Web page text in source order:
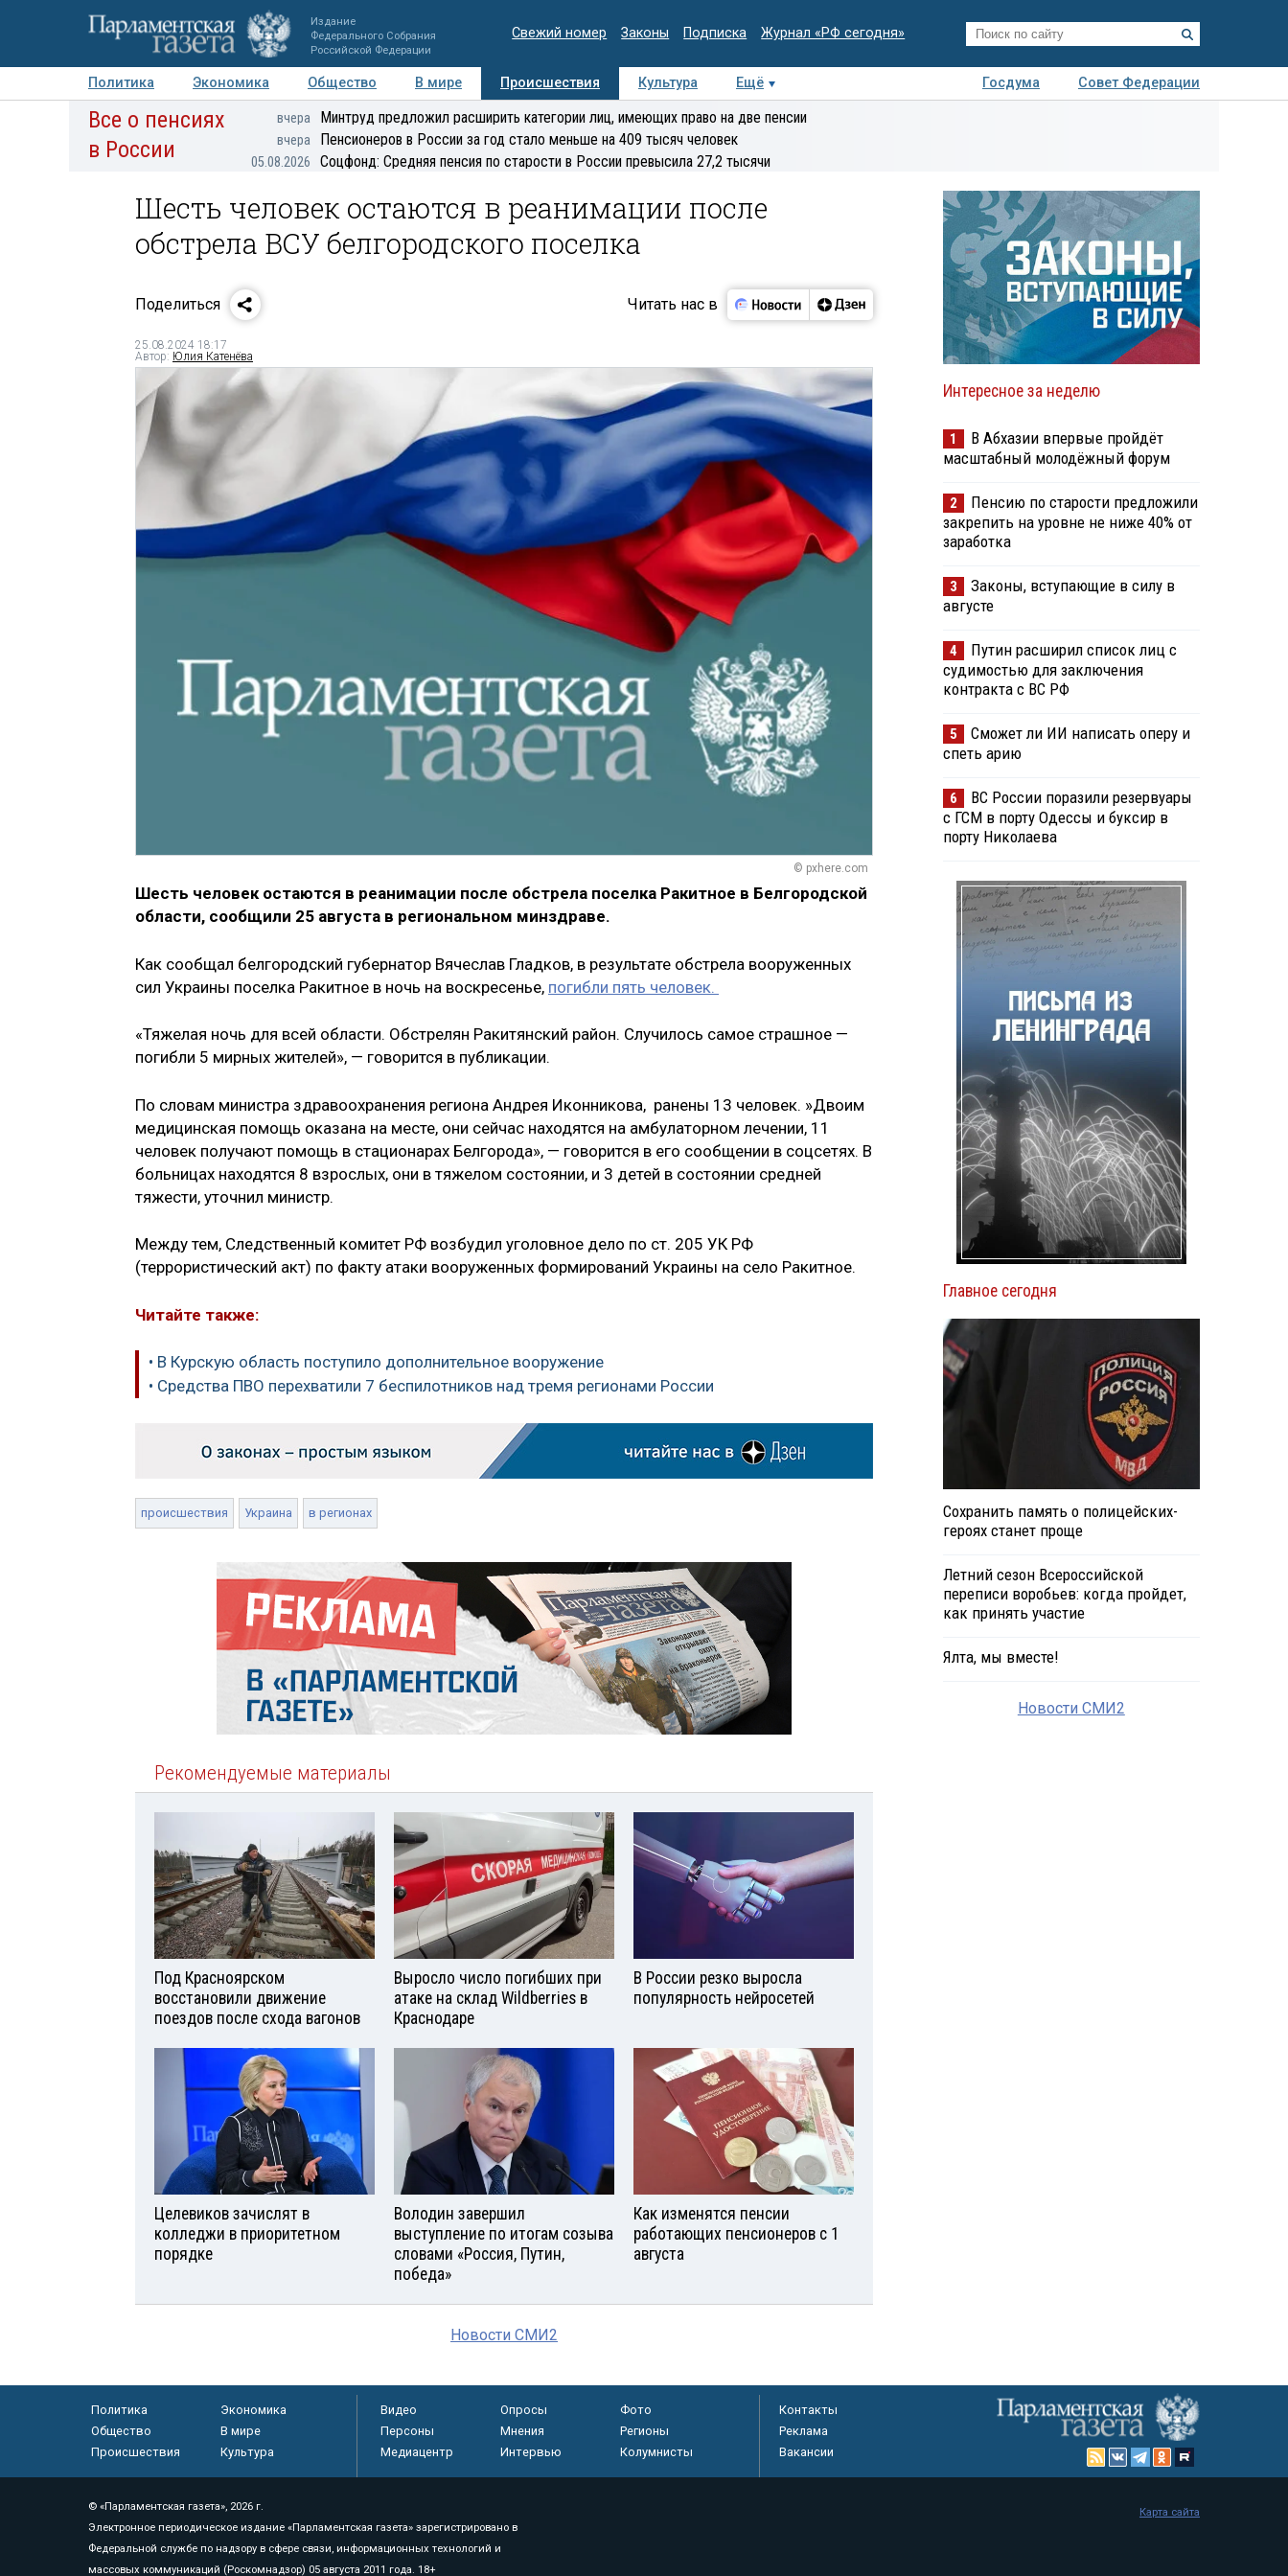
Издание
Федерального Собрания
Российской Федерации
Свежий номер Законы Подписка Журнал «РФ сегодня»
Политика Экономика Общество В мире Происшествия Культура Ещё Госдума
Совет Федерации
Авторы Персоны Мнения Регионы Медиацентр Интервью Колумнисты
Деловая
Все о пенсиях
в России
вчера Минтруд предложил расширить категории лиц, имеющих право на две пенсии
вчера Пенсионеров в России за год стало меньше на 409 тысяч человек
05.08.2026 Соцфонд: Средняя пенсия по старости в России превысила 27,2 тысячи
Шесть человек остаются в реанимации после
обстрела ВСУ белгородского поселка
Поделиться Читать нас в
25.08.2024 18:17
Автор: Юлия Катенёва
© pxhere.com
Шесть человек остаются в реанимации после обстрела поселка Ракитное в Белгородской
области, сообщили 25 августа в региональном минздраве.
Как сообщал белгородский губернатор Вячеслав Гладков, в результате обстрела вооруженных
сил Украины поселка Ракитное в ночь на воскресенье, погибли пять человек.
«Тяжелая ночь для всей области. Обстрелян Ракитянский район. Случилось самое страшное —
погибли 5 мирных жителей», — говорится в публикации.
По словам министра здравоохранения региона Андрея Иконникова, ранены 13 человек. »Двоим
медицинская помощь оказана на месте, они сейчас находятся на амбулаторном лечении, 11
человек получают помощь в стационарах Белгорода», — говорится в его сообщении в соцсетях. В
больницах находятся 8 взрослых, они в тяжелом состоянии, и 3 детей в состоянии средней
тяжести, уточнил министр.
Между тем, Следственный комитет РФ возбудил уголовное дело по ст. 205 УК РФ
(террористический акт) по факту атаки вооруженных формирований Украины на село Ракитное.
Читайте также:
• В Курскую область поступило дополнительное вооружение
• Средства ПВО перехватили 7 беспилотников над тремя регионами России
происшествия Украина в регионах
Рекомендуемые материалы
Под Красноярском
восстановили движение
поездов после схода вагонов
Выросло число погибших при
атаке на склад Wildberries в
Краснодаре
В России резко выросла
популярность нейросетей
Целевиков зачислят в
колледжи в приоритетном
порядке
Володин завершил
выступление по итогам созыва
словами «Россия, Путин,
победа»
Как изменятся пенсии
работающих пенсионеров с 1
августа
Новости СМИ2
Интересное за неделю
1
В Абхазии впервые пройдёт
масштабный молодёжный форум
2
Пенсию по старости предложили
закрепить на уровне не ниже 40% от
заработка
3
Законы, вступающие в силу в
августе
4
Путин расширил список лиц с
судимостью для заключения
контракта с ВС РФ
5
Сможет ли ИИ написать оперу и
спеть арию
6
ВС России поразили резервуары
с ГСМ в порту Одессы и буксир в
порту Николаева
Главное сегодня
Сохранить память о полицейских-
героях станет проще
Летний сезон Всероссийской
переписи воробьев: когда пройдет,
как принять участие
Ялта, мы вместе!
Новости СМИ2
Политика
Экономика
Общество
В мире
Происшествия
Культура
Видео Опросы
Фото
Персоны
Мнения
Регионы
Медиацентр
Интервью Колумнисты
Контакты
Реклама
Вакансии
© «Парламентская газета», 2026 г.
Электронное периодическое издание «Парламентская газета» зарегистрировано в
Федеральной службе по надзору в сфере связи, информационных технологий и
массовых коммуникаций (Роскомнадзор) 05 августа 2011 года. 18+
Карта сайта